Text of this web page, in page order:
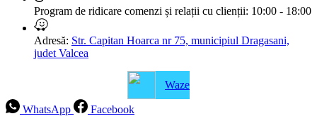
Program de ridicare comenzi și relații cu clienții: 10:00 - 18:00
Adresă: Str. Capitan Hoarca nr 75, municipiul Dragasani,
judet Valcea
Waze
WhatsApp
Facebook